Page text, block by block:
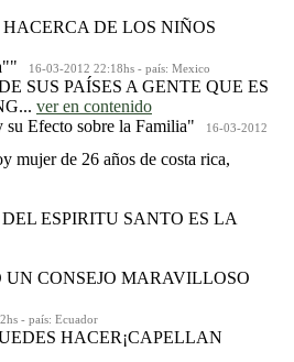
DE LOS NIÑOS
16-03-2012 22:18hs - país: Mexico
SUS PAÍSES A GENTE QUE ES
ver en contenido
Efecto sobre la Familia"
16-03-2012
mujer de 26 años de costa rica,
ESPIRITU SANTO ES LA
UN CONSEJO MARAVILLOSO
- país: Ecuador
HACER¡CAPELLAN